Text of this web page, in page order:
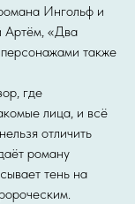
Ингольф и
Артём, «Два
также
где
лица, и всё
отличить
роману
тень на